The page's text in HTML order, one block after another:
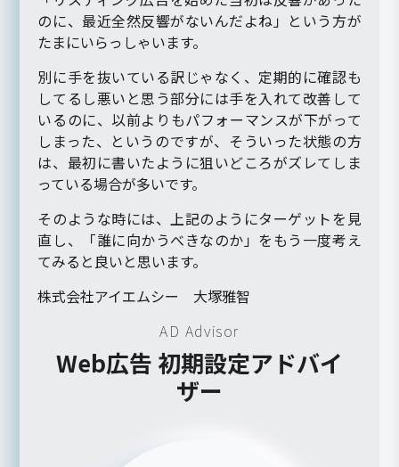
のに、最近全然反響がないんだよね」という方が
たまにいらっしゃいます。
別に手を抜いている訳じゃなく、定期的に確認も
してるし悪いと思う部分には手を入れて改善して
いるのに、以前よりもパフォーマンスが下がって
しまった、というのですが、そういった状態の方
は、最初に書いたように狙いどころがズレてしま
っている場合が多いです。
そのような時には、上記のようにターゲットを見
直し、「誰に向かうべきなのか」をもう一度考え
てみると良いと思います。
株式会社アイエムシー 大塚雅智
AD Advisor
Web広告 初期設定アドバイ
ザー